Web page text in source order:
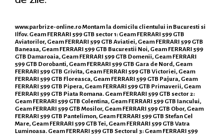
www.parbrize-online.roMontam la domicilu clientului in Bucuresti si
Ilfov. Geam FERRARI 599 GTB sector 1: Geam FERRARI 599 GTB
Aviatorilor, Geam FERRARI 599 GTB Aviatiei, Geam FERRARI 599 GTB
Baneasa, Geam FERRARI 599 GTB Bucurestii Noi, Geam FERRARI 599
GTB Damaroaia, Geam FERRARI 599 GTB Domenii, Geam FERRARI
599 GTB Dorobanti, Geam FERRARI 599 GTB Gara de Nord, Geam
FERRARI 599 GTB Grivita, Geam FERRARI 599 GTB Victoriei, Geam
FERRARI 599 GTB Floreasca, Geam FERRARI 599 GTB Pajura, Geam
FERRARI 599 GTB Pipera, Geam FERRARI 599 GTB Primaverii, Geam
FERRARI 599 GTB Piata Romana. Geam FERRARI 599 GTB sector 2:
Geam FERRARI 599 GTB Colentina, Geam FERRARI 599 GTB Iancului,
Geam FERRARI 599 GTB Mosilor, Geam FERRARI 599 GTB Obor, Geam
FERRARI 599 GTB Pantelimon, Geam FERRARI 599 GTB Stefan Cel
Mare, Geam FERRARI 599 GTB Tei, Geam FERRARI 599 GTB Vatra
Luminoasa. Geam FERRARI 599 GTB Sectorul 3: Geam FERRARI 599